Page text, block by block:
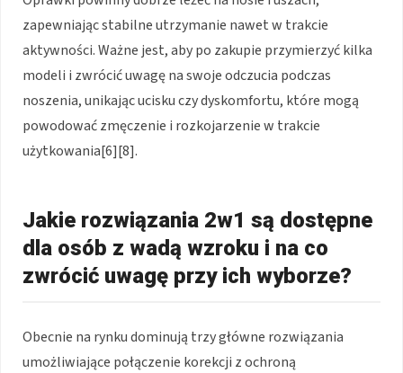
zapewniając stabilne utrzymanie nawet w trakcie
aktywności. Ważne jest, aby po zakupie przymierzyć kilka
modeli i zwrócić uwagę na swoje odczucia podczas
noszenia, unikając ucisku czy dyskomfortu, które mogą
powodować zmęczenie i rozkojarzenie w trakcie
użytkowania[6][8].
Jakie rozwiązania 2w1 są dostępne
dla osób z wadą wzroku i na co
zwrócić uwagę przy ich wyborze?
Obecnie na rynku dominują trzy główne rozwiązania
umożliwiające połączenie korekcji z ochroną